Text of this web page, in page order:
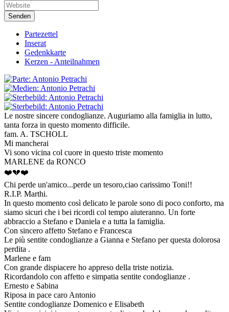
Partezettel
Inserat
Gedenkkarte
Kerzen - Anteilnahmen
Le nostre sincere condoglianze. Auguriamo alla famiglia in lutto,
tanta forza in questo momento difficile.
fam. A. TSCHOLL
Mi mancherai
Vi sono vicina col cuore in questo triste momento
MARLENE da RONCO
❤️💔❤️
Chi perde un'amico...perde un tesoro,ciao carissimo Toni!!
R.I.P. Marthi.
In questo momento così delicato le parole sono di poco conforto, ma
siamo sicuri che i bei ricordi col tempo aiuteranno. Un forte
abbraccio a Stefano e Daniela e a tutta la famiglia.
Con sincero affetto Stefano e Francesca
Le più sentite condoglianze a Gianna e Stefano per questa dolorosa
perdita .
Marlene e fam
Con grande dispiacere ho appreso della triste notizia.
Ricordandolo con affetto e simpatia sentite condoglianze .
Ernesto e Sabina
Riposa in pace caro Antonio
Sentite condoglianze Domenico e Elisabeth